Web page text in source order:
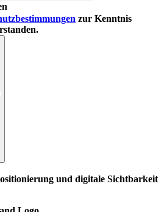
zur Kenntnis
und digitale Sichtbarkeit